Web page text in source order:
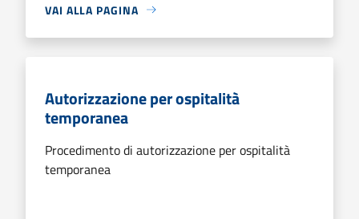
VAI ALLA PAGINA
Autorizzazione per ospitalità
temporanea
Procedimento di autorizzazione per ospitalità
temporanea